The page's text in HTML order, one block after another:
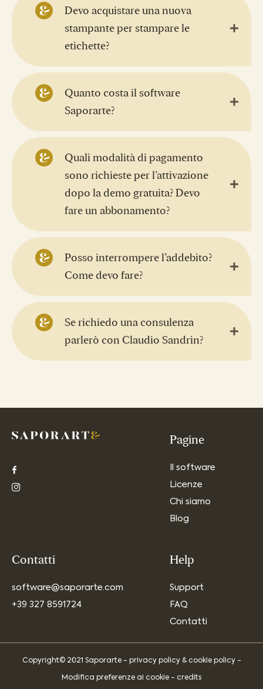
Devo acquistare una nuova
stampante per stampare le
etichette?
Quanto costa il software
Saporarte?
Quali modalità di pagamento
sono richieste per l’attivazione
dopo la demo gratuita? Devo
fare un abbonamento?
Posso interrompere l’addebito?
Come devo fare?
Se richiedo una consulenza
parlerò con Claudio Sandrin?
Pagine
Il software
Licenze
Chi siamo
Blog
Contatti
software@saporarte.com
+39 327 8591724
Help
Support
FAQ
Contatti
Copyright© 2021 Saporarte - privacy policy& cookie policy-
Modifica preferenze ai cookie - credits